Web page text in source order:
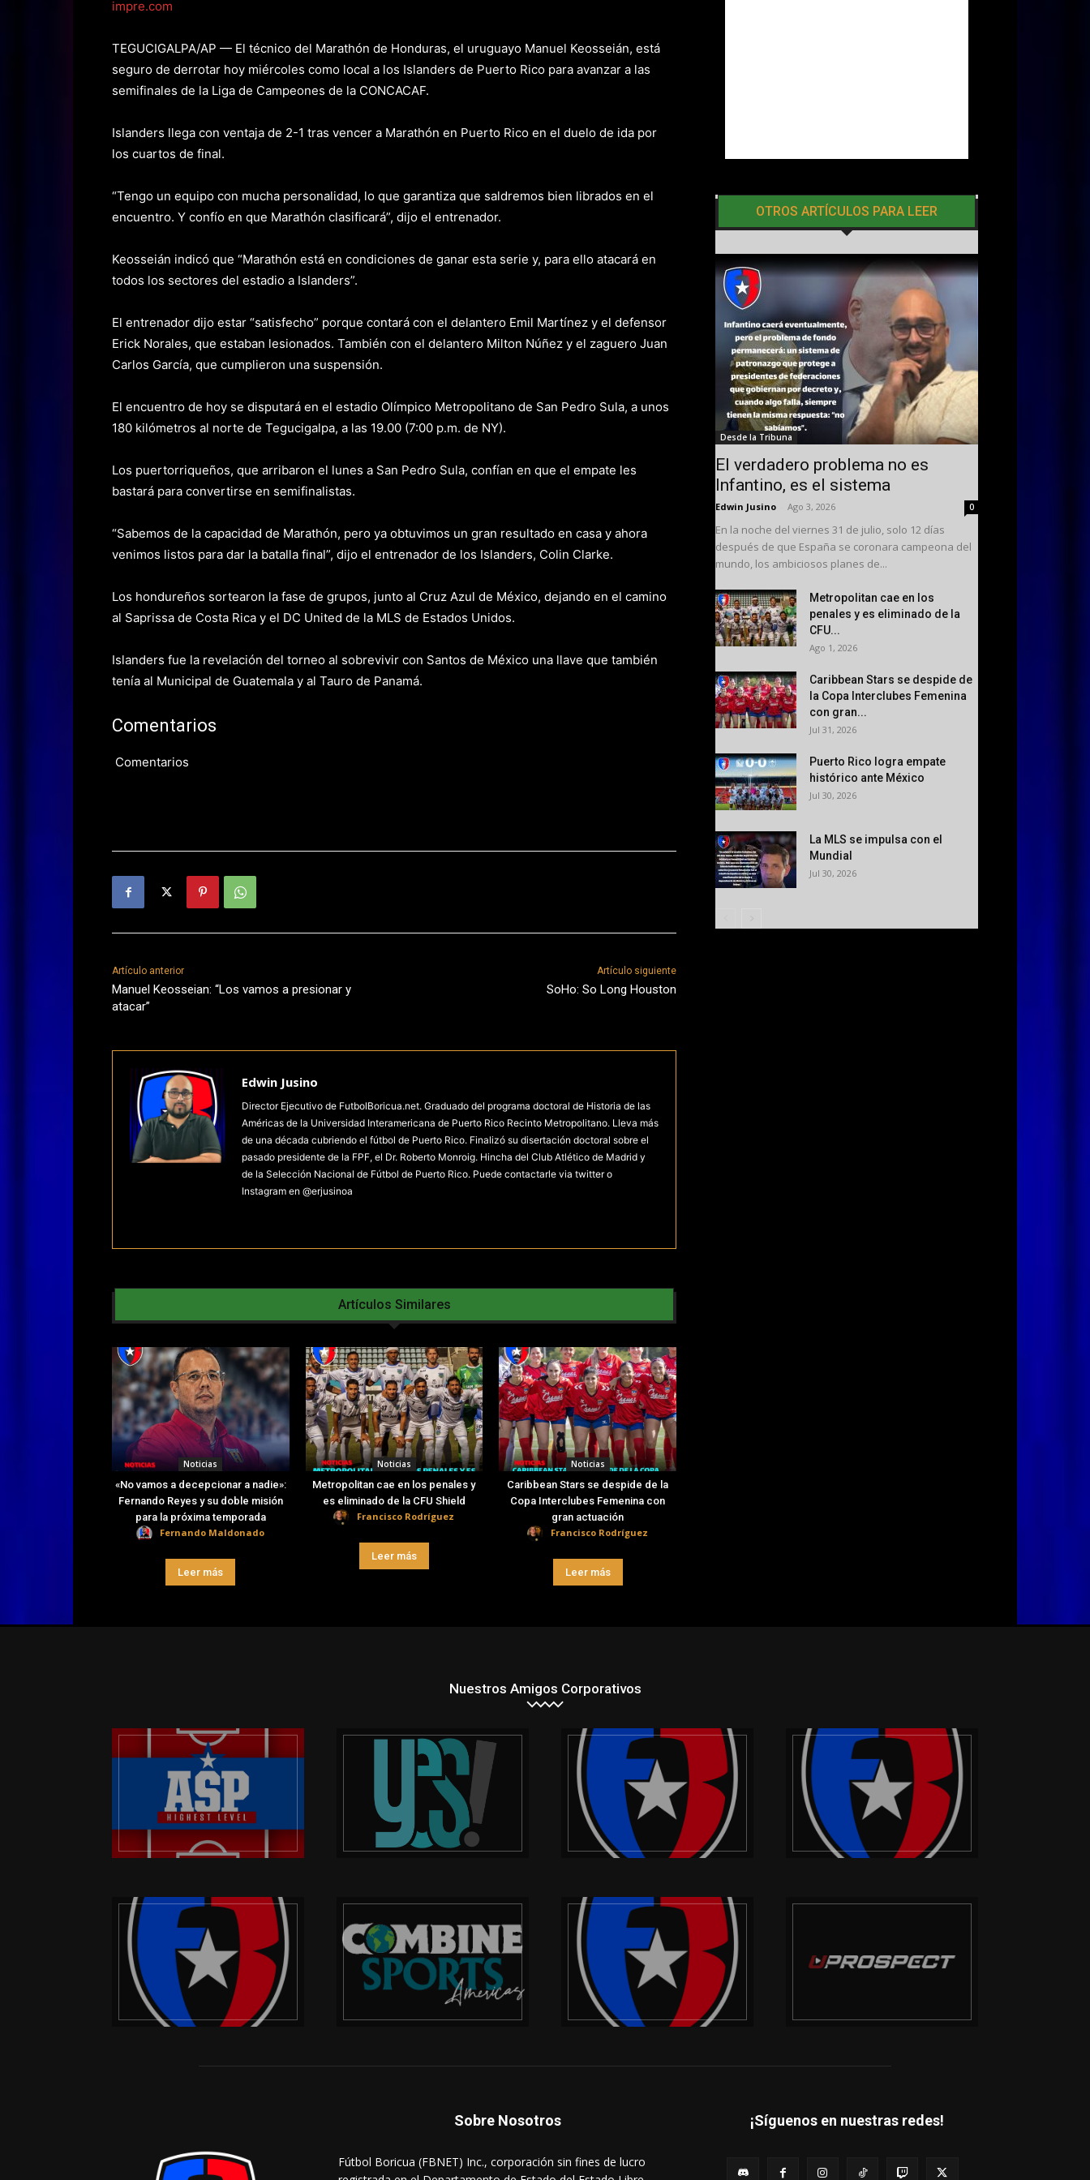
impre.com
TEGUCIGALPA/AP — El técnico del Marathón de Honduras, el uruguayo Manuel Keosseián, está
seguro de derrotar hoy miércoles como local a los Islanders de Puerto Rico para avanzar a las
semifinales de la Liga de Campeones de la CONCACAF.
Islanders llega con ventaja de 2-1 tras vencer a Marathón en Puerto Rico en el duelo de ida por
los cuartos de final.
“Tengo un equipo con mucha personalidad, lo que garantiza que saldremos bien librados en el
encuentro. Y confío en que Marathón clasificará”, dijo el entrenador.
Keosseián indicó que “Marathón está en condiciones de ganar esta serie y, para ello atacará en
todos los sectores del estadio a Islanders”.
El entrenador dijo estar “satisfecho” porque contará con el delantero Emil Martínez y el defensor
Erick Norales, que estaban lesionados. También con el delantero Milton Núñez y el zaguero Juan
Carlos García, que cumplieron una suspensión.
El encuentro de hoy se disputará en el estadio Olímpico Metropolitano de San Pedro Sula, a unos
180 kilómetros al norte de Tegucigalpa, a las 19.00 (7:00 p.m. de NY).
Los puertorriqueños, que arribaron el lunes a San Pedro Sula, confían en que el empate les
bastará para convertirse en semifinalistas.
“Sabemos de la capacidad de Marathón, pero ya obtuvimos un gran resultado en casa y ahora
venimos listos para dar la batalla final”, dijo el entrenador de los Islanders, Colin Clarke.
Los hondureños sortearon la fase de grupos, junto al Cruz Azul de México, dejando en el camino
al Saprissa de Costa Rica y el DC United de la MLS de Estados Unidos.
Islanders fue la revelación del torneo al sobrevivir con Santos de México una llave que también
tenía al Municipal de Guatemala y al Tauro de Panamá.
Comentarios
Comentarios
Artículo anterior
Manuel Keosseian: “Los vamos a presionar y
atacar”
Artículo siguiente
SoHo: So Long Houston
Edwin Jusino
Director Ejecutivo de FutbolBoricua.net. Graduado del programa doctoral de Historia de las
Américas de la Universidad Interamericana de Puerto Rico Recinto Metropolitano. Lleva más
de una década cubriendo el fútbol de Puerto Rico. Finalizó su disertación doctoral sobre el
pasado presidente de la FPF, el Dr. Roberto Monroig. Hincha del Club Atlético de Madrid y
de la Selección Nacional de Fútbol de Puerto Rico. Puede contactarle via twitter o
Instagram en @erjusinoa
Artículos Similares
Noticias
«No vamos a decepcionar a nadie»:
Fernando Reyes y su doble misión
para la próxima temporada
Fernando Maldonado
Leer más
Noticias
Metropolitan cae en los penales y
es eliminado de la CFU Shield
Francisco Rodríguez
Leer más
Noticias
Caribbean Stars se despide de la
Copa Interclubes Femenina con
gran actuación
Francisco Rodríguez
Leer más
OTROS ARTÍCULOS PARA LEER
Desde la Tribuna
El verdadero problema no es
Infantino, es el sistema
Edwin Jusino Ago 3, 2026 0
En la noche del viernes 31 de julio, solo 12 días
después de que España se coronara campeona del
mundo, los ambiciosos planes de...
Metropolitan cae en los
penales y es eliminado de la
CFU...
Ago 1, 2026
Caribbean Stars se despide de
la Copa Interclubes Femenina
con gran...
Jul 31, 2026
Puerto Rico logra empate
histórico ante México
Jul 30, 2026
La MLS se impulsa con el
Mundial
Jul 30, 2026
Nuestros Amigos Corporativos
Sobre Nosotros
Fútbol Boricua (FBNET) Inc., corporación sin fines de lucro
¡Síguenos en nuestras redes!